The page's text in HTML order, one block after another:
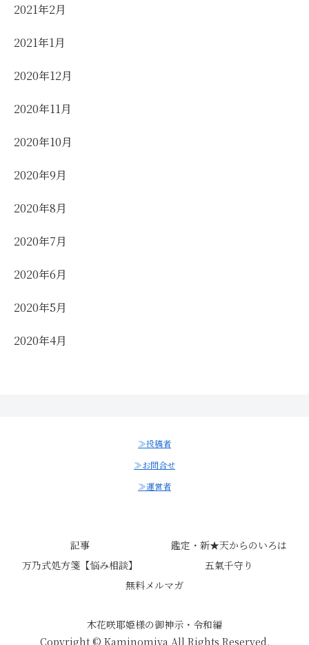
2021年2月
2021年1月
2020年12月
2020年11月
2020年10月
2020年9月
2020年8月
2020年7月
2020年6月
2020年5月
2020年4月
≫投稿者
≫お問合せ
≫運営者
記事
鑑定・新★天からのいろは
万乃式処方箋【悩み相談】
五氣千守り
無料メルマガ
木花咲耶姫様の御神示・令和編
Copyright © Kaminomiya All Rights Reserved.